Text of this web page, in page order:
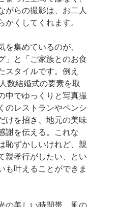
がらの撮影は、お二人
くしてくれます。
を集めているのが、
」と「ご家族とのお食
スタイルです。例え
数結婚式の要素を取
中でゆっくりと写真撮
のレストランやペンシ
けを招き、地元の美味
謝を伝える。これな
恥ずかしいけれど、親
親孝行がしたい、とい
も叶えることができま